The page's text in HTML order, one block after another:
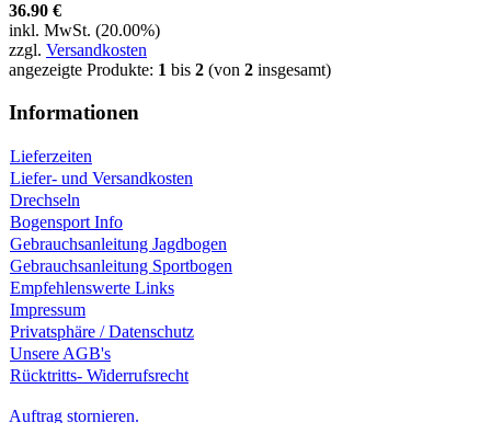
36.90 €
inkl. MwSt. (20.00%)
zzgl. Versandkosten
angezeigte Produkte: 1 bis 2 (von 2 insgesamt)
Informationen
Lieferzeiten
Liefer- und Versandkosten
Drechseln
Bogensport Info
Gebrauchsanleitung Jagdbogen
Gebrauchsanleitung Sportbogen
Empfehlenswerte Links
Impressum
Privatsphäre / Datenschutz
Unsere AGB's
Rücktritts- Widerrufsrecht
Auftrag stornieren.